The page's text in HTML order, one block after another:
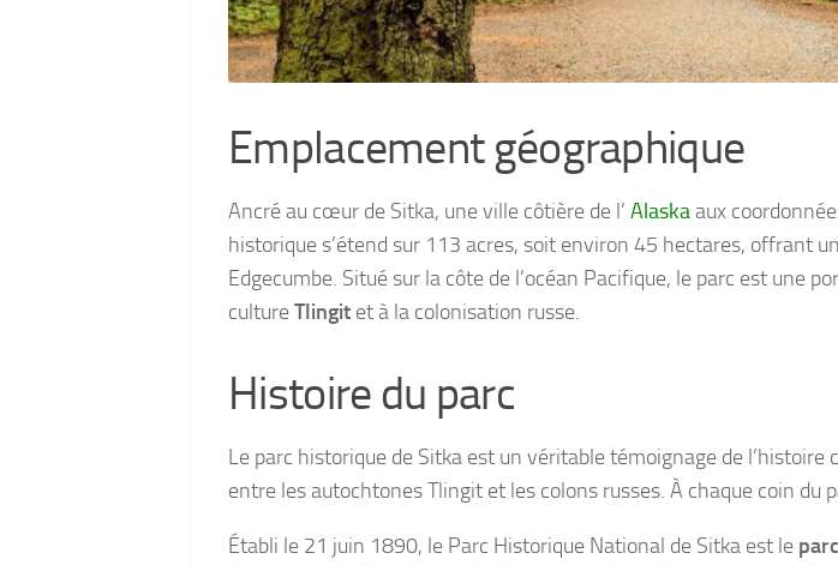
Emplacement géographique
Ancré au cœur de Sitka, une ville côtière de l’ Alaskaaux
historique s’étend sur 113 acres, soit environ 45 hectares, offrant
Edgecumbe. Situé sur la côte de l’océan Pacifique, le parc est une
cultureTlingit et à la colonisation russe.
Histoire du parc
Le parc historique de Sitka est un véritable témoignage de l’histoire
entre les autochtones Tlingit et les colons russes. À chaque coin
Établi le 21 juin 1890, le Parc Historique National de Sitka est le